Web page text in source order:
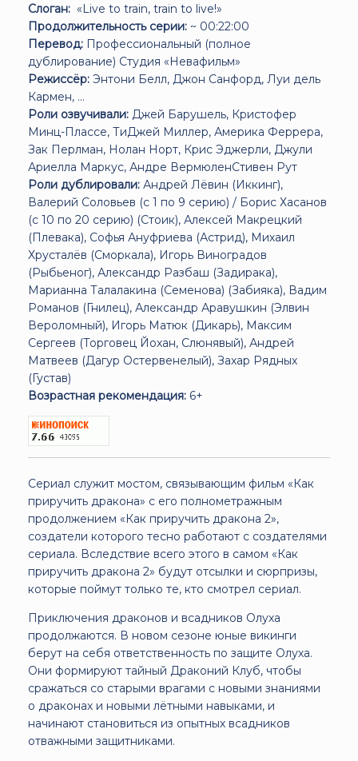
Слоган: «Live to train, train to live!»
Продолжительность серии: ~ 00:22:00
Перевод: Профессиональный (полное
дублирование) Студия «Невафильм»
Режиссёр: Энтони Белл, Джон Санфорд, Луи дель
Кармен, ...
Роли озвучивали: Джей Барушель, Кристофер
Минц-Плассе, ТиДжей Миллер, Америка Феррера,
Зак Перлман, Нолан Норт, Крис Эджерли, Джули
Ариелла Маркус, Андре ВермюленСтивен Рут
Роли дублировали: Андрей Лёвин (Иккинг),
Валерий Соловьев (с 1 по 9 серию) / Борис Хасанов
(с 10 по 20 серию) (Стоик), Алексей Макрецкий
(Плевака), Софья Ануфриева (Астрид), Михаил
Хрусталёв (Сморкала), Игорь Виноградов
(Рыбьеног), Александр Разбаш (Задирака),
Марианна Талалакина (Семенова) (Забияка), Вадим
Романов (Гнилец), Александр Аравушкин (Элвин
Вероломный), Игорь Матюк (Дикарь), Максим
Сергеев (Торговец Йохан, Слюнявый), Андрей
Матвеев (Дагур Остервенелый), Захар Рядных
(Густав)
Возрастная рекомендация: 6+
Сериал служит мостом, связывающим фильм «Как
приручить дракона» с его полнометражным
продолжением «Как приручить дракона 2»,
создатели которого тесно работают с создателями
сериала. Вследствие всего этого в самом «Как
приручить дракона 2» будут отсылки и сюрпризы,
которые поймут только те, кто смотрел сериал.
Приключения драконов и всадников Олуха
продолжаются. В новом сезоне юные викинги
берут на себя ответственность по защите Олуха.
Они формируют тайный Драконий Клуб, чтобы
сражаться со старыми врагами с новыми знаниями
о драконах и новыми лётными навыками, и
начинают становиться из опытных всадников
отважными защитниками.